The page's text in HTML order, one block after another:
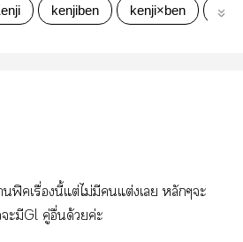
kenjiben kenji×ben
นฟิคเรื่องนี้แต่ไม่มีแต่งเ หลักๆะ
ะมีGl คู่อื่นด้วยค่ะ